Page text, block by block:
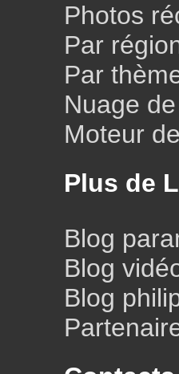
Photos
Par
Par
Nuage
Moteur
Plus de
Blog
Blog
Blog